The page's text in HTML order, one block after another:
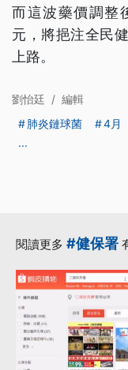
而這波藥價調整
元，將挹注全民
上路。
劉怡廷 / 編輯
肺炎鏈球菌
4月
...
閱讀更多 #健保署